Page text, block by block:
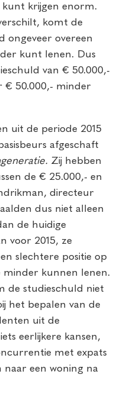
kunt krijgen enorm.
komt de
ongeveer overeen
kunt lenen. Dus
van € 50.000,-
€ 50.000,- minder
uit de periode 2015
afgeschaft
Zij hebben
de € 25.000,- en
directeur
dus niet alleen
de huidige
voor 2015, ze
slechtere positie op
kunnen lenen.
de studieschuld niet
het bepalen van de
uit de
eerlijkere kansen,
met expats
naar een woning na